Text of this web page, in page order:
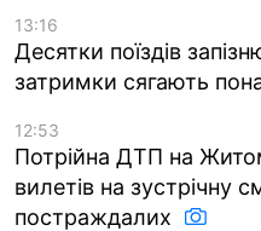
13:16
Десятки поїздів
затримки сягають
12:53
Потрійна ДТП на
вилетів на зустрічну
постраждалих